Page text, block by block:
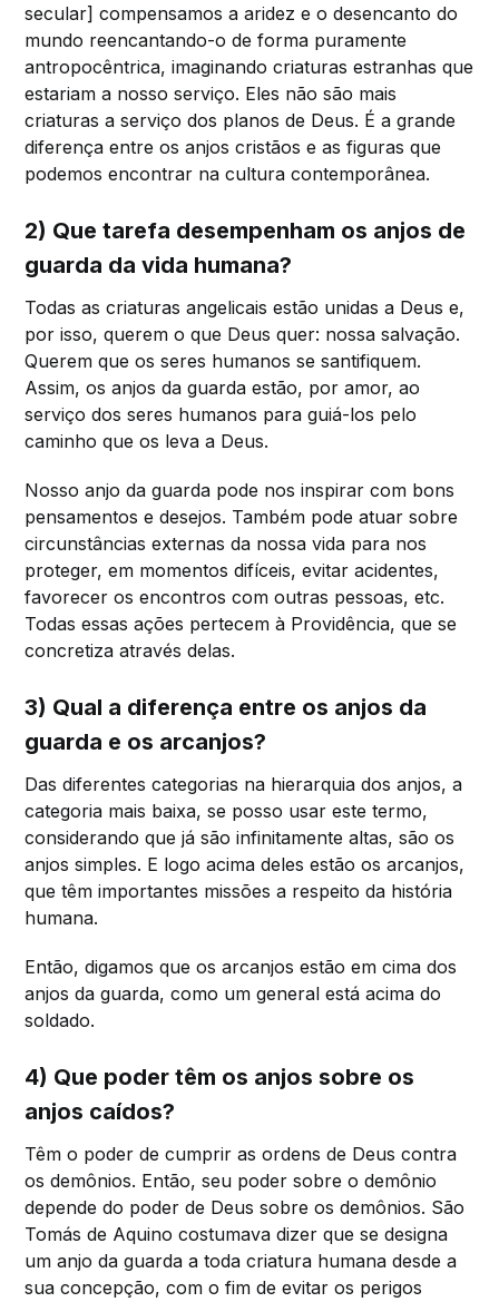
secular] compensamos a aridez e o desencanto do
mundo reencantando-o de forma puramente
antropocêntrica, imaginando criaturas estranhas que
estariam a nosso serviço. Eles não são mais
criaturas a serviço dos planos de Deus. É a grande
diferença entre os anjos cristãos e as figuras que
podemos encontrar na cultura contemporânea.
2) Que tarefa desempenham os anjos de
guarda da vida humana?
Todas as criaturas angelicais estão unidas a Deus e,
por isso, querem o que Deus quer: nossa salvação.
Querem que os seres humanos se santifiquem.
Assim, os anjos da guarda estão, por amor, ao
serviço dos seres humanos para guiá-los pelo
caminho que os leva a Deus.
Nosso anjo da guarda pode nos inspirar com bons
pensamentos e desejos. Também pode atuar sobre
circunstâncias externas da nossa vida para nos
proteger, em momentos difíceis, evitar acidentes,
favorecer os encontros com outras pessoas, etc.
Todas essas ações pertecem à Providência, que se
concretiza através delas.
3) Qual a diferença entre os anjos da
guarda e os arcanjos?
Das diferentes categorias na hierarquia dos anjos, a
categoria mais baixa, se posso usar este termo,
considerando que já são infinitamente altas, são os
anjos simples. E logo acima deles estão os arcanjos,
que têm importantes missões a respeito da história
humana.
Então, digamos que os arcanjos estão em cima dos
anjos da guarda, como um general está acima do
soldado.
4) Que poder têm os anjos sobre os
anjos caídos?
Têm o poder de cumprir as ordens de Deus contra
os demônios. Então, seu poder sobre o demônio
depende do poder de Deus sobre os demônios. São
Tomás de Aquino costumava dizer que se designa
um anjo da guarda a toda criatura humana desde a
sua concepção, com o fim de evitar os perigos